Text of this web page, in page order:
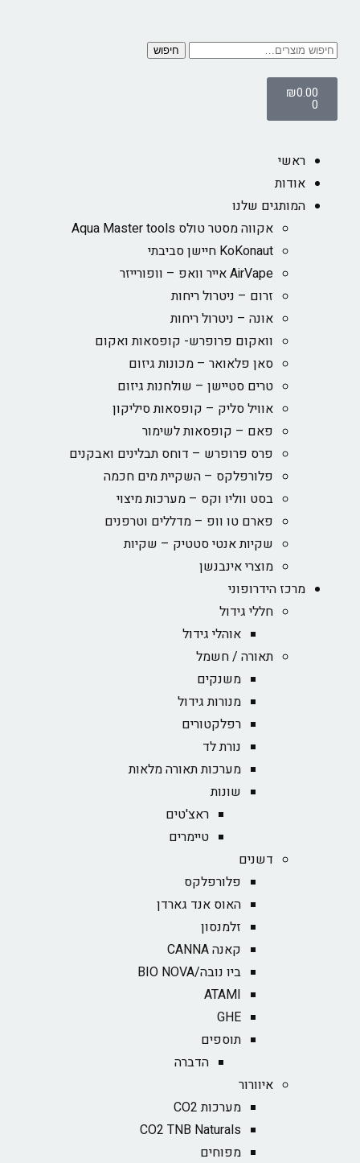
חיפוש
₪0.00
0
ראשי
אודות
המותגים שלנו
אקווה מסטר טולס Aqua Master tools
KoKonaut חיישן סביבתי
AirVape אייר וואפ – וופורייזר
זרום – ניטרול ריחות
אונה – ניטרול ריחות
וואקום פרופרש- קופסאות ואקום
סאן פלאואר – מכונות גיזום
טרים סטיישן – שולחנות גיזום
אוויל סליק – קופסאות סיליקון
פאם – קופסאות לשימור
פרס פרופרש – דוחס תבלינים ואבקנים
פלורפלקס – השקיית מים חכמה
בסט ווליו וקס – מערכות מיצוי
פארם טו וופ – מדללים וטרפנים
שקיות אנטי סטטיק – שקיות
מוצרי אינבנשן
מרכז הידרופוני
חללי גידול
אוהלי גידול
תאורה / חשמל
משנקים
מנורות גידול
רפלקטורים
נורת לד
מערכות תאורה מלאות
שונות
ראצ'טים
טיימרים
דשנים
פלורפלקס
האוס אנד גארדן
זלמנסון
קאנה CANNA
ביו נובה/BIO NOVA‏
ATAMI
GHE
תוספים
הדברה
איוורור
מערכות CO2
CO2 TNB Naturals
מפוחים